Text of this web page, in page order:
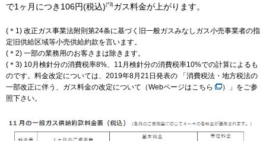
サステナビリティ
IR情報
で1ヶ月につき106円(税込)(*3)ガス料金が上がります。
(＊1) 改正ガス事業法附則第24条に基づく旧一般ガスみなしガス小売事業者の指
定旧供給区域等小売供給約款を言います。
(＊2) 一部の業務用のお客さまは除きます。
(＊3) 10月検針分の消費税率8%、11月検針分の消費税率10%での計算によるも
のです。料金改定については、2019年8月21日発表の 「消費税法・地方税法の
一部改正に伴う、ガス料金の改定について（Webページはこちら
）」をご参
照下さい。